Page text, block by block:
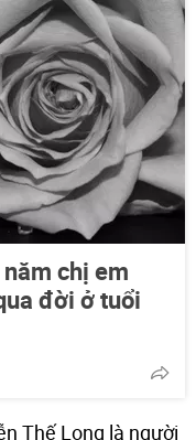
chị em
đời ở tuổi
Thế Long là người